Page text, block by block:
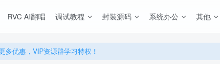
RVC AI翻唱 调试教程 封装源码 系统办公 其他
优惠，VIP资源群学习特权！